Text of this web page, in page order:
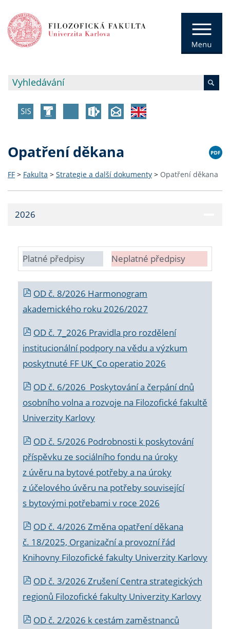
Opatření děkana
FF > Fakulta > Strategie a další dokumenty > Opatření děkana
2026
Platné předpisy Neplatné předpisy
OD č. 8/2026 Harmonogram
akademického roku 2026/2027
OD č. 7_2026 Pravidla pro rozdělení
institucionální podpory na vědu a výzkum
poskytnuté FF UK_Co operatio 2026
OD č. 6/2026 Poskytování a čerpání dnů
osobního volna a rozvoje na Filozofické fakultě
Univerzity Karlovy
OD č. 5/2026 Podrobnosti k poskytování
příspěvku ze sociálního fondu na úroky
z úvěru na bytové potřeby a na úroky
z účelového úvěru na potřeby související
s bytovými potřebami v roce 2026
OD č. 4/2026 Změna opatření děkana
č. 18/2025, Organizační a provozní řád
Knihovny Filozofické fakulty Univerzity Karlovy
OD č. 3/2026 Zrušení Centra strategických
regionů Filozofické fakulty Univerzity Karlovy
OD č. 2/2026 k cestám zaměstnanců